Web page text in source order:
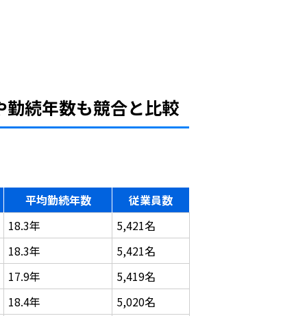
続年数も競合と比較
平均勤続年数
従業員数
18.3年
5,421名
18.3年
5,421名
17.9年
5,419名
18.4年
5,020名